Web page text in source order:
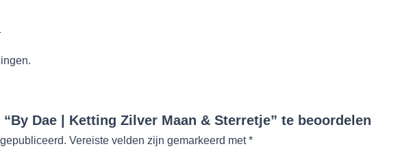
Dae | Ketting Zilver Maan & Sterretje” te beoordelen
Vereiste velden zijn gemarkeerd met*